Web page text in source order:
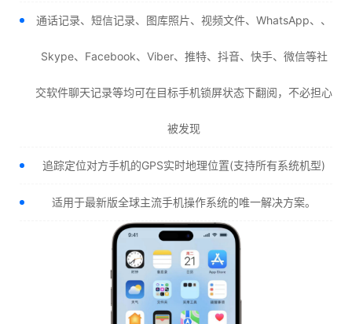
通话记录、短信记录、图库照片、视频文件、WhatsApp、、
Skype、Facebook、Viber、推特、抖音、快手、微信等社
交软件聊天记录等均可在目标手机锁屏状态下翻阅，不必担心
被发现
追踪定位对方手机的GPS实时地理位置(支持所有系统机型)
适用于最新版全球主流手机操作系统的唯一解决方案。